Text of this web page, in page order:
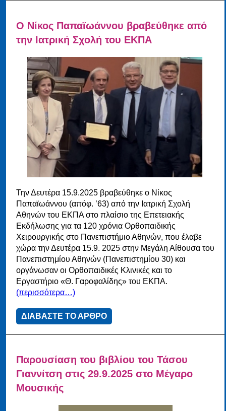
Ο Νίκος Παπαϊωάννου βραβεύθηκε από
την Ιατρική Σχολή του ΕΚΠΑ
Την Δευτέρα 15.9.2025 βραβεύθηκε ο Νίκος
Παπαϊωάννου (απόφ. ’63) από την Ιατρική Σχολή
Αθηνών του ΕΚΠΑ στο πλαίσιο της Επετειακής
Εκδήλωσης για τα 120 χρόνια Ορθοπαιδικής
Χειρουργικής στο Πανεπιστήμιο Αθηνών, που έλαβε
χώρα την Δευτέρα 15.9. 2025 στην Μεγάλη Αίθουσα του
Πανεπιστημίου Αθηνών (Πανεπιστημίου 30) και
οργάνωσαν οι Ορθοπαιδικές Κλινικές και το
Εργαστήριο «Θ. Γαροφαλίδης» του ΕΚΠΑ.
(περισσότερα…)
ΔΙΑΒΑΣΤΕ ΤΟ ΑΡΘΡΟ
Παρουσίαση του βιβλίου του Τάσου
Γιαννίτση στις 29.9.2025 στο Μέγαρο
Μουσικής